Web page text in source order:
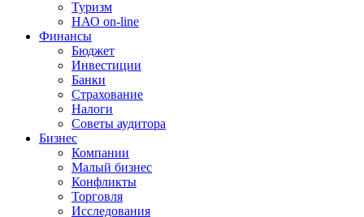
Туризм
НАО on-line
Финансы
Бюджет
Инвестиции
Банки
Страхование
Налоги
Советы аудитора
Бизнес
Компании
Малый бизнес
Конфликты
Торговля
Исследования